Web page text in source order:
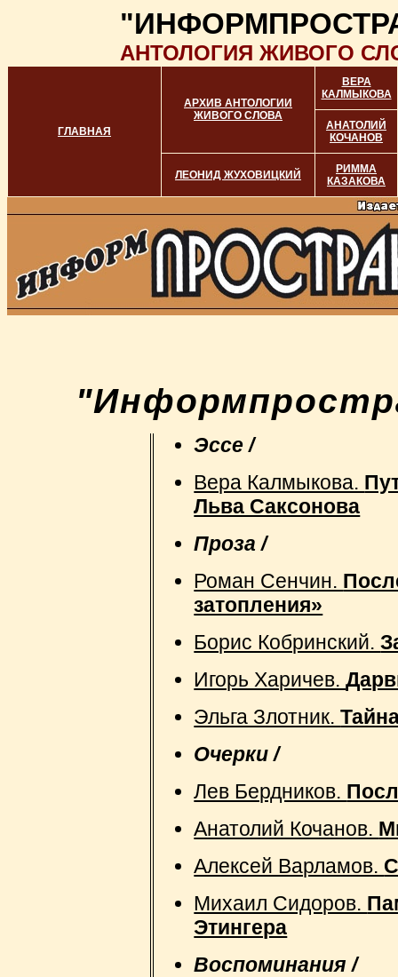
АНТОЛОГИЯ ЖИВОГО
ГЛАВНАЯ
АРХИВ АНТОЛОГИИ
ЖИВОГО СЛОВА
ВЕРА
КАЛМЫКОВА
АНАТОЛИЙ
КОЧАНОВ
ЛЕОНИД ЖУХОВИЦКИЙ
РИММА
КАЗАКОВА
Эссе /
Вера Калмыкова.
Льва Саксонова
Проза /
Роман Сенчин.
затопления»
Борис Кобринский.
Игорь Харичев.
Эльга Злотник.
Очерки /
Лев Бердников.
Анатолий Кочанов.
Алексей Варламов.
Михаил Сидоров.
Этингера
Воспоминания /